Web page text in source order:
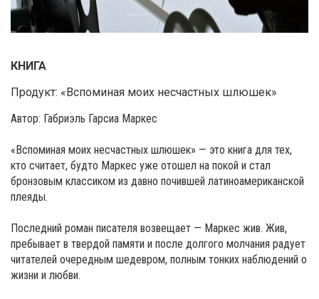
КНИГА
Продукт: «Вспоминая моих несчастных шлюшек»
Автор: Габриэль Гарсиа Маркес
«Вспоминая моих несчастных шлюшек» — это книга для тех,
кто считает, будто Маркес уже отошел на покой и стал
бронзовым классиком из давно почившей латиноамериканской
плеяды.
Последний роман писателя возвещает — Маркес жив. Жив,
пребывает в твердой памяти и после долгого молчания радует
читателей очередным шедевром, полным тонких наблюдений о
жизни и любви.